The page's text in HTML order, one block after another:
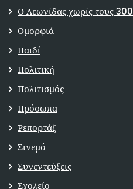
Ο Λεωνίδας χωρίς τους 300
Ομορφιά
Παιδί
Πολιτική
Πολιτισμός
Πρόσωπα
Ρεπορτάζ
Σινεμά
Συνεντεύξεις
Σχολείο